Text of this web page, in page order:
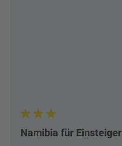
Namibia für Einsteiger